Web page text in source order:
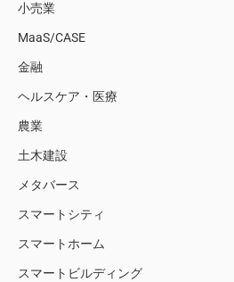
小売業
MaaS/CASE
金融
ヘルスケア・医療
農業
土木建設
メタバース
スマートシティ
スマートホーム
スマートビルディング